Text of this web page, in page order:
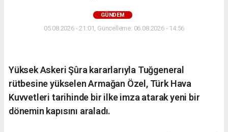
GÜNDEM
05.08.2026 - 21:01, Güncelleme: 06.08.2026 - 14:56
Yüksek Askeri Şûra kararlarıyla Tuğgeneral
rütbesine yükselen Armağan Özel, Türk Hava
Kuvvetleri tarihinde bir ilke imza atarak yeni bir
dönemin kapısını araladı.